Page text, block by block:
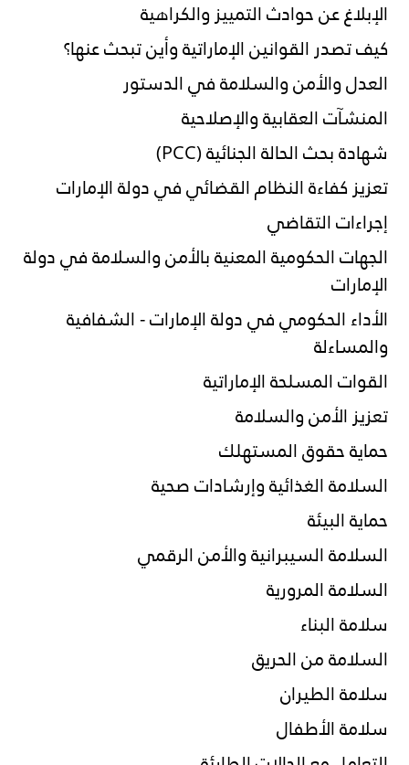
الإبلاغ عن حوادث التمييز والكراهية
كيف تصدر القوانين الإماراتية وأين تبحث عنها؟
العدل والأمن والسلامة في الدستور
المنشآت العقابية والإصلاحية
شهادة بحث الحالة الجنائية (PCC)
تعزيز كفاءة النظام القضائي في دولة الإمارات
إجراءات التقاضي
الجهات الحكومية المعنية بالأمن والسلامة في دولة
الإمارات
الأداء الحكومي في دولة الإمارات - الشفافية
والمساءلة
القوات المسلحة الإماراتية
تعزيز الأمن والسلامة
حماية حقوق المستهلك
السلامة الغذائية وإرشادات صحية
حماية البيئة
السلامة السيبرانية والأمن الرقمي
السلامة المرورية
سلامة البناء
السلامة من الحريق
سلامة الطيران
سلامة الأطفال